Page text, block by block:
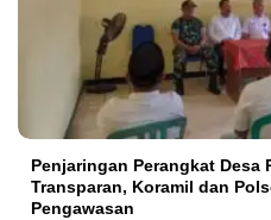
Penjaringan Perangkat Desa
Transparan, Koramil dan
Pengawasan